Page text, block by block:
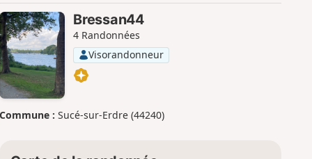
r
Bressan44
4 Randonnées
Visorandonneur
Commune : Sucé-sur-Erdre (44240)